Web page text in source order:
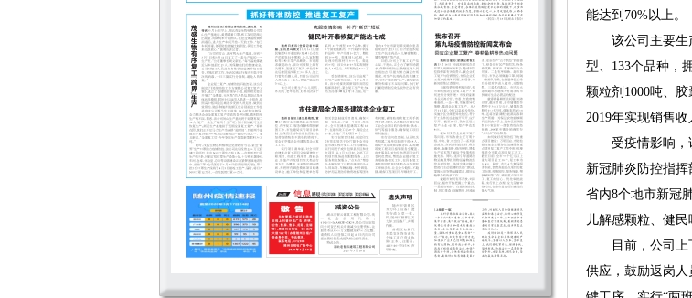
能达到70%以上。
该公司主要生产
型、133个品种，
颗粒剂1000吨、
2019年实现销售收
受疫情影响，该
新冠肺炎防控指
省内8个地市新冠
儿解感颗粒、健民
目前，公司上下
供应，鼓励返岗